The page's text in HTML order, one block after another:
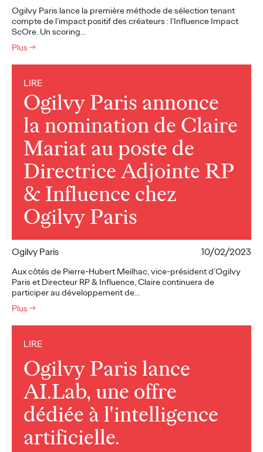
Ogilvy Paris lance la première méthode de sélection tenant
compte de l’impact positif des créateurs : l’Influence Impact
ScOre. Un scoring…
Plus →
LIRE
Ogilvy Paris annonce
la nomination de Claire
Mariat au poste de
Directrice Adjointe RP
& Influence chez
Ogilvy Paris
Ogilvy Paris 10/02/2023
Aux côtés de Pierre-Hubert Meilhac, vice-président d’Ogilvy
Paris et Directeur RP & Influence, Claire continuera de
participer au développement de…
Plus →
LIRE
Ogilvy Paris lance
AI.Lab, une offre
dédiée à l'intelligence
artificielle.